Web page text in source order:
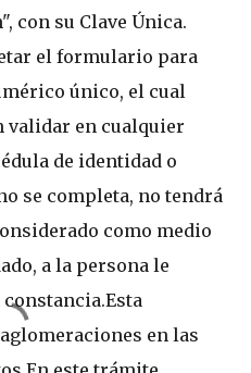
con su Clave Única.
el formulario para
único, el cual
validar en cualquier
de identidad o
se completa, no tendrá
como medio
a la persona le
en las